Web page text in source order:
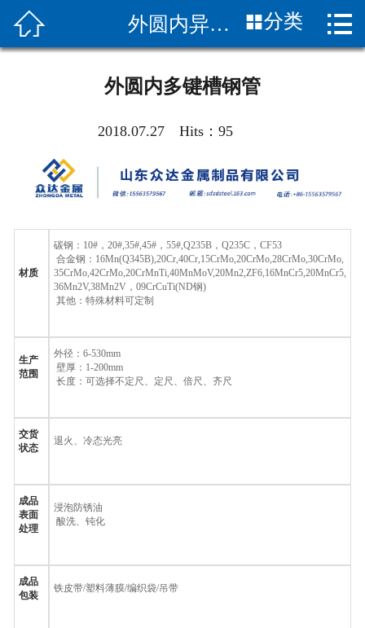
 首页
产品知识
客服服务
应用案列
 外圆内异型钢管 分类 
外圆内多键槽钢管
2018.07.27 Hits：95
材质
碳钢： 10#， 20#,35#,45#， 55#,Q235B， Q235C， CF53
合金钢： 16Mn(Q345B),20Cr,40Cr,15CrMo,20CrMo,28CrMo,30CrMo,
35CrMo,42CrMo,20CrMnTi,40MnMoV,20Mn2,ZF6,16MnCr5,20MnCr5,
36Mn2V,38Mn2V， 09CrCuTi(ND钢)
其他：特殊材料可定制
生产
范围
外径： 6-530mm
壁厚： 1-200mm
长度：可选择不定尺、定尺、倍尺、齐尺
交货
状态
退火、冷态光亮
成品
表面
处理
浸泡防锈油
酸洗、钝化
成品
包装
铁皮带/塑料薄膜/编织袋/吊带